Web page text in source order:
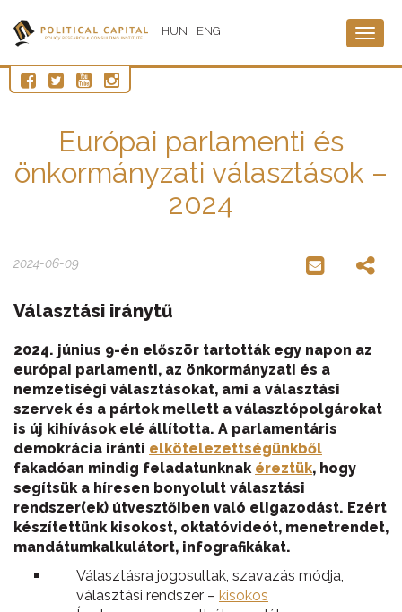
HUN ENG
Európai parlamenti és
önkormányzati választások –
2024
2024-06-09
Választási iránytű
2024. június 9-én először tartották egy napon az
európai parlamenti, az önkormányzati és a
nemzetiségi választásokat, ami a választási
szervek és a pártok mellett a választópolgárokat
is új kihívások elé állította. A parlamentáris
demokrácia iránti elkötelezettségünkből
fakadóan mindig feladatunknak éreztük, hogy
segítsük a híresen bonyolult választási
rendszer(ek) útvesztőiben való eligazodást. Ezért
készítettünk kisokost, oktatóvideót, menetrendet,
mandátumkalkulátort, infografikákat.
Választásra jogosultak, szavazás módja,
választási rendszer – kisokos